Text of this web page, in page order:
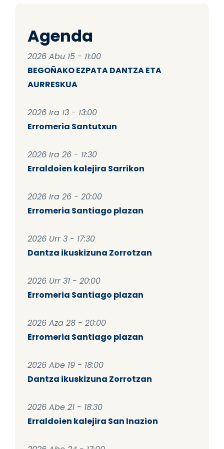
Agenda
2026 Abu 15 - 11:00
BEGOÑAKO EZPATA DANTZA ETA
AURRESKUA
2026 Ira 13 - 13:00
Erromeria Santutxun
2026 Ira 26 - 11:30
Erraldoien kalejira Sarrikon
2026 Ira 26 - 20:00
Erromeria Santiago plazan
2026 Urr 3 - 17:30
Dantza ikuskizuna Zorrotzan
2026 Urr 31 - 20:00
Erromeria Santiago plazan
2026 Aza 28 - 20:00
Erromeria Santiago plazan
2026 Abe 19 - 18:00
Dantza ikuskizuna Zorrotzan
2026 Abe 21 - 18:30
Erraldoien kalejira San Inazion